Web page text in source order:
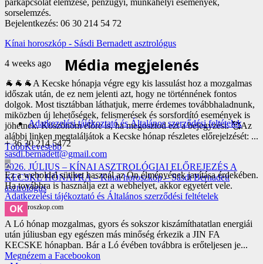
sorselemzés.
Bejelentkezés: 06 30 214 54 72
Kínai horoszkóp - Sásdi Bernadett asztrológus
4 weeks ago
🐐🐐🐐A Kecske hónapja végre egy kis lassulást hoz a mozgalmas
időszak után, de ez nem jelenti azt, hogy ne történnének fontos
dolgok. Most tisztábban láthatjuk, merre érdemes továbbhaladnunk,
miközben új lehetőségek, felismerések és sorsfordító események is
jöhetnek.Köszönöm előre is, ha megosztod ezt a bejegyzést. 🥰Az
alábbi linken megtaláljátok a Kecske hónap részletes előrejelzését: ...
TöbbKevesebb
2026. JÚLIUS – KÍNAI ASZTROLÓGIAI ELŐREJEZÉS A
KECSKE HÓNAPRA – Kínai horoszkóp – Sásdi Bernadett
asztrológus
kinai-horoszkop.com
A Ló hónap mozgalmas, gyors és sokszor kiszámíthatatlan energiái
után júliusban egy egészen más minőség érkezik a JIN FA
KECSKE hónapban. Bár a Ló évében továbbra is erőteljesen je...
Megnézem a Facebookon
Média megjelenés
Adatkezelési tájékoztató és Általános szerződési feltételek
+ 36 30 214 5472
sasdi.bernadett@gmail.com
Ez a weboldal sütiket használ az Ön élményének javítása érdekében.
Ha továbbra is használja ezt a webhelyet, akkor egyetért vele.
Adatkezelési tájékoztató és Általános szerződési feltételek
OK